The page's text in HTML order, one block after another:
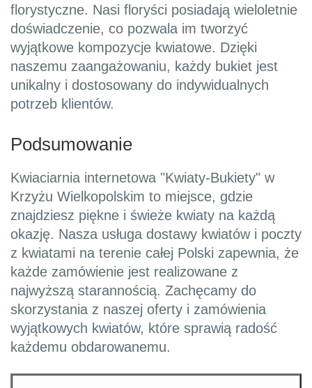
florystyczne. Nasi floryści posiadają wieloletnie
doświadczenie, co pozwala im tworzyć
wyjątkowe kompozycje kwiatowe. Dzięki
naszemu zaangażowaniu, każdy bukiet jest
unikalny i dostosowany do indywidualnych
potrzeb klientów.
Podsumowanie
Kwiaciarnia internetowa "Kwiaty-Bukiety" w
Krzyżu Wielkopolskim to miejsce, gdzie
znajdziesz piękne i świeże kwiaty na każdą
okazję. Nasza usługa dostawy kwiatów i poczty
z kwiatami na terenie całej Polski zapewnia, że
każde zamówienie jest realizowane z
najwyższą starannością. Zachęcamy do
skorzystania z naszej oferty i zamówienia
wyjątkowych kwiatów, które sprawią radość
każdemu obdarowanemu.